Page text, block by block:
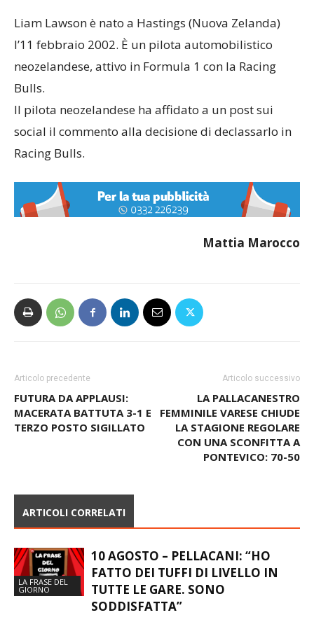
Liam Lawson è nato a Hastings (Nuova Zelanda)
l’11 febbraio 2002. È un pilota automobilistico
neozelandese, attivo in Formula 1 con la Racing
Bulls.
Il pilota neozelandese ha affidato a un post sui
social il commento alla decisione di declassarlo in
Racing Bulls.
Mattia Marocco
Articolo precedente
FUTURA DA APPLAUSI:
MACERATA BATTUTA 3-1 E
TERZO POSTO SIGILLATO
Articolo successivo
LA PALLACANESTRO
FEMMINILE VARESE CHIUDE
LA STAGIONE REGOLARE
CON UNA SCONFITTA A
PONTEVICO: 70-50
ARTICOLI CORRELATI
LA FRASE DEL
GIORNO
10 AGOSTO – PELLACANI: “HO
FATTO DEI TUFFI DI LIVELLO IN
TUTTE LE GARE. SONO
SODDISFATTA”